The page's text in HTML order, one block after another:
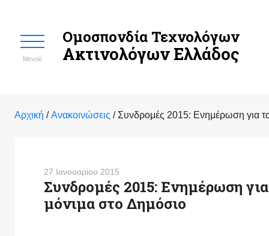
Μενού
Ομοσπονδία Τεχνολόγων
Ακτινολόγων Ελλάδος
Αρχική /Ανακοινώσεις / Συνδρομές 2015: Ενημέρωση για
27 Ιανουαρίου 2015
Συνδρομές 2015: Ενημέρωση
μόνιμα στο Δημόσιο